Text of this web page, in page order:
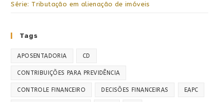
Série: Tributação em alienação de imóveis
Tags
APOSENTADORIA CD
CONTRIBUIÇÕES PARA PREVIDÊNCIA
CONTROLE FINANCEIRO DECISÕES FINANCEIRAS EAPC